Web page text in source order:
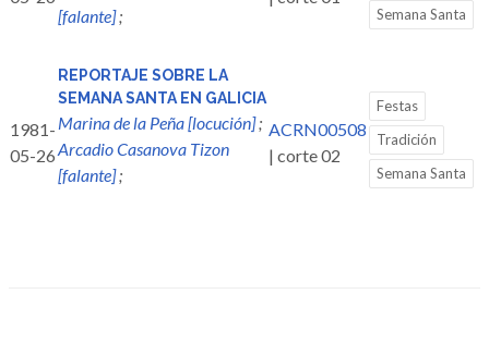
[falante];
Semana Santa
1981-
05-26
REPORTAJE SOBRE LA
SEMANA SANTA EN GALICIA
Marina de la Peña [locución];
Arcadio Casanova Tizon
[falante];
ACRN00508
| corte 02
Festas
Tradición
Semana Santa